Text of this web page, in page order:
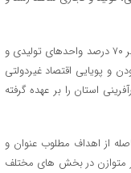
وی با تاکید بر نقش بخش خصوصی در اقتصاد کلان آذربایجان شرقی ، یادآور شد: افزون بر ۷۰ درصد واحدهای تولیدی و
پویایی اقتصاد غیردولتی
استان را بر عهده گرفته
اخیر را مناسب اما با فاصله از اهداف مطلوب عنوان و
متوازن در بخش های مختلف